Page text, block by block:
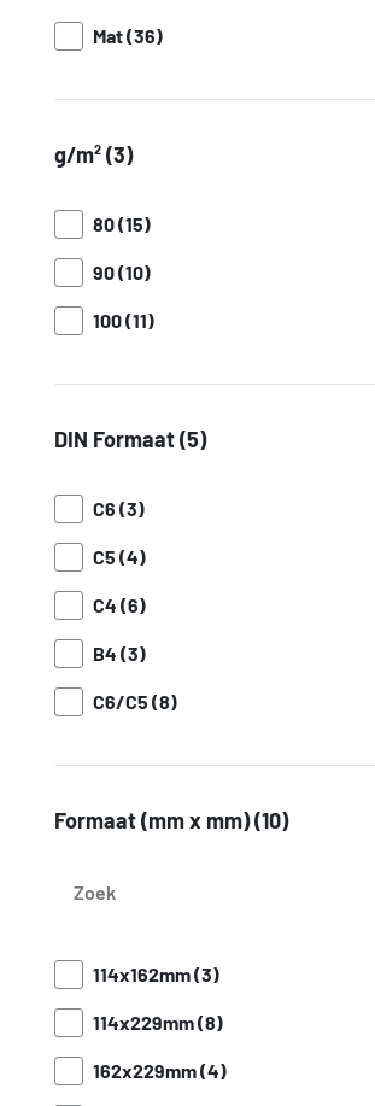
Mat (36)
g/m² (3)
80 (15)
90 (10)
100 (11)
DIN Formaat (5)
C6 (3)
C5 (4)
C4 (6)
B4 (3)
C6/C5 (8)
Formaat (mm x mm) (10)
114x162mm (3)
114x229mm (8)
162x229mm (4)